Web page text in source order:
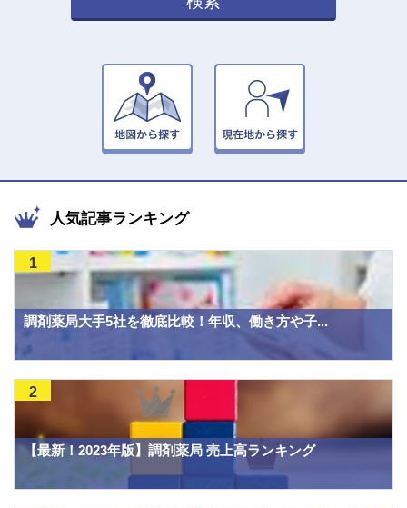
人気記事ランキング
調剤薬局大手5社を徹底比較！年収、働き方や子...
1
【最新！2023年版】調剤薬局 売上高ランキング
2